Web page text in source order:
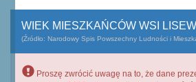
WIEK MIESZKAŃCÓW WSI
(Źródło: Narodowy Spis Powszechny Ludności i
Proszę zwrócić uwagę na to, że dane